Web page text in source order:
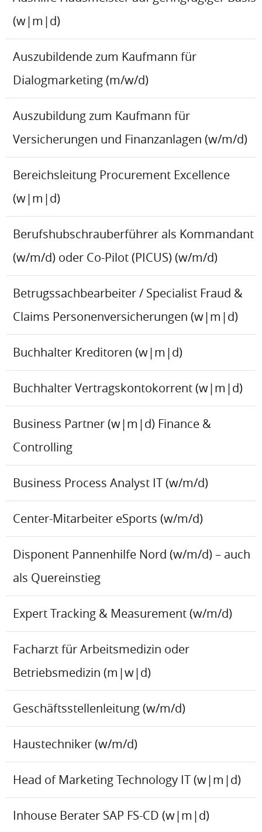
(w|m|d)
Auszubildende zum Kaufmann für
Dialogmarketing (m/w/d)
Auszubildung zum Kaufmann für
Versicherungen und Finanzanlagen (w/m/d)
Bereichsleitung Procurement Excellence
(w|m|d)
Berufshubschrauberführer als Kommandant
(w/m/d) oder Co-Pilot (PICUS) (w/m/d)
Betrugssachbearbeiter / Specialist Fraud &
Claims Personenversicherungen (w|m|d)
Buchhalter Kreditoren (w|m|d)
Buchhalter Vertragskontokorrent (w|m|d)
Business Partner (w|m|d) Finance &
Controlling
Business Process Analyst IT (w/m/d)
Center-Mitarbeiter eSports (w/m/d)
Disponent Pannenhilfe Nord (w/m/d) – auch
als Quereinstieg
Expert Tracking & Measurement (w/m/d)
Facharzt für Arbeitsmedizin oder
Betriebsmedizin (m|w|d)
Geschäftsstellenleitung (w/m/d)
Haustechniker (w/m/d)
Head of Marketing Technology IT (w|m|d)
Inhouse Berater SAP FS-CD (w|m|d)